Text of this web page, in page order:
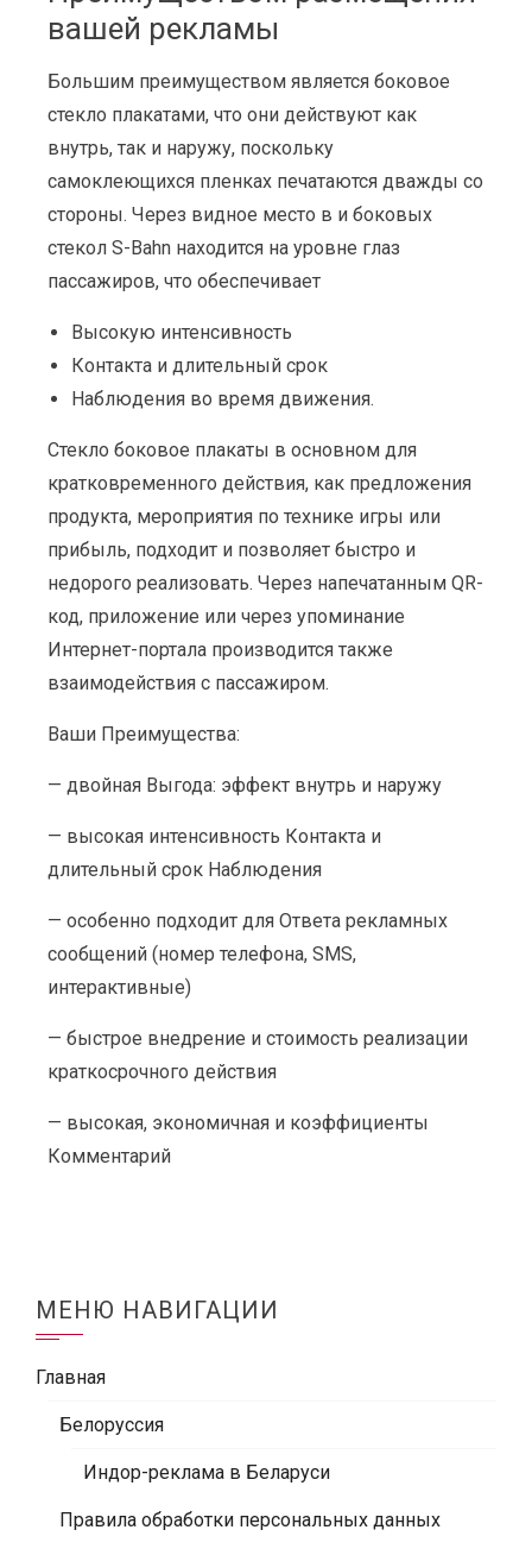
вашей рекламы
Большим преимуществом является боковое
стекло плакатами, что они действуют как
внутрь, так и наружу, поскольку
самоклеющихся пленках печатаются дважды со
стороны. Через видное место в и боковых
стекол S-Bahn находится на уровне глаз
пассажиров, что обеспечивает
Высокую интенсивность
Контакта и длительный срок
Наблюдения во время движения.
Стекло боковое плакаты в основном для
кратковременного действия, как предложения
продукта, мероприятия по технике игры или
прибыль, подходит и позволяет быстро и
недорого реализовать. Через напечатанным QR-
код, приложение или через упоминание
Интернет-портала производится также
взаимодействия с пассажиром.
Ваши Преимущества:
— двойная Выгода: эффект внутрь и наружу
— высокая интенсивность Контакта и
длительный срок Наблюдения
— особенно подходит для Ответа рекламных
сообщений (номер телефона, SMS,
интерактивные)
— быстрое внедрение и стоимость реализации
краткосрочного действия
— высокая, экономичная и коэффициенты
Комментарий
МЕНЮ НАВИГАЦИИ
Главная
Белоруссия
Индор-реклама в Беларуси
Правила обработки персональных данных